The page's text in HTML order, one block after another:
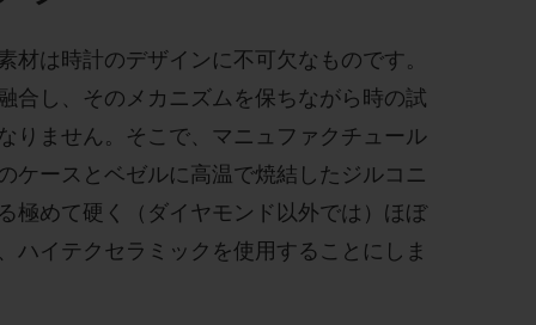
材は時計のデザインに不可欠なものです。
合し、そのメカニズムを保ちながら時の試
りません。そこで、マニュファクチュール
ケースとベゼルに高温で焼結したジルコニ
極めて硬く（ダイヤモンド以外では）ほぼ
ハイテクセラミックを使用することにしま